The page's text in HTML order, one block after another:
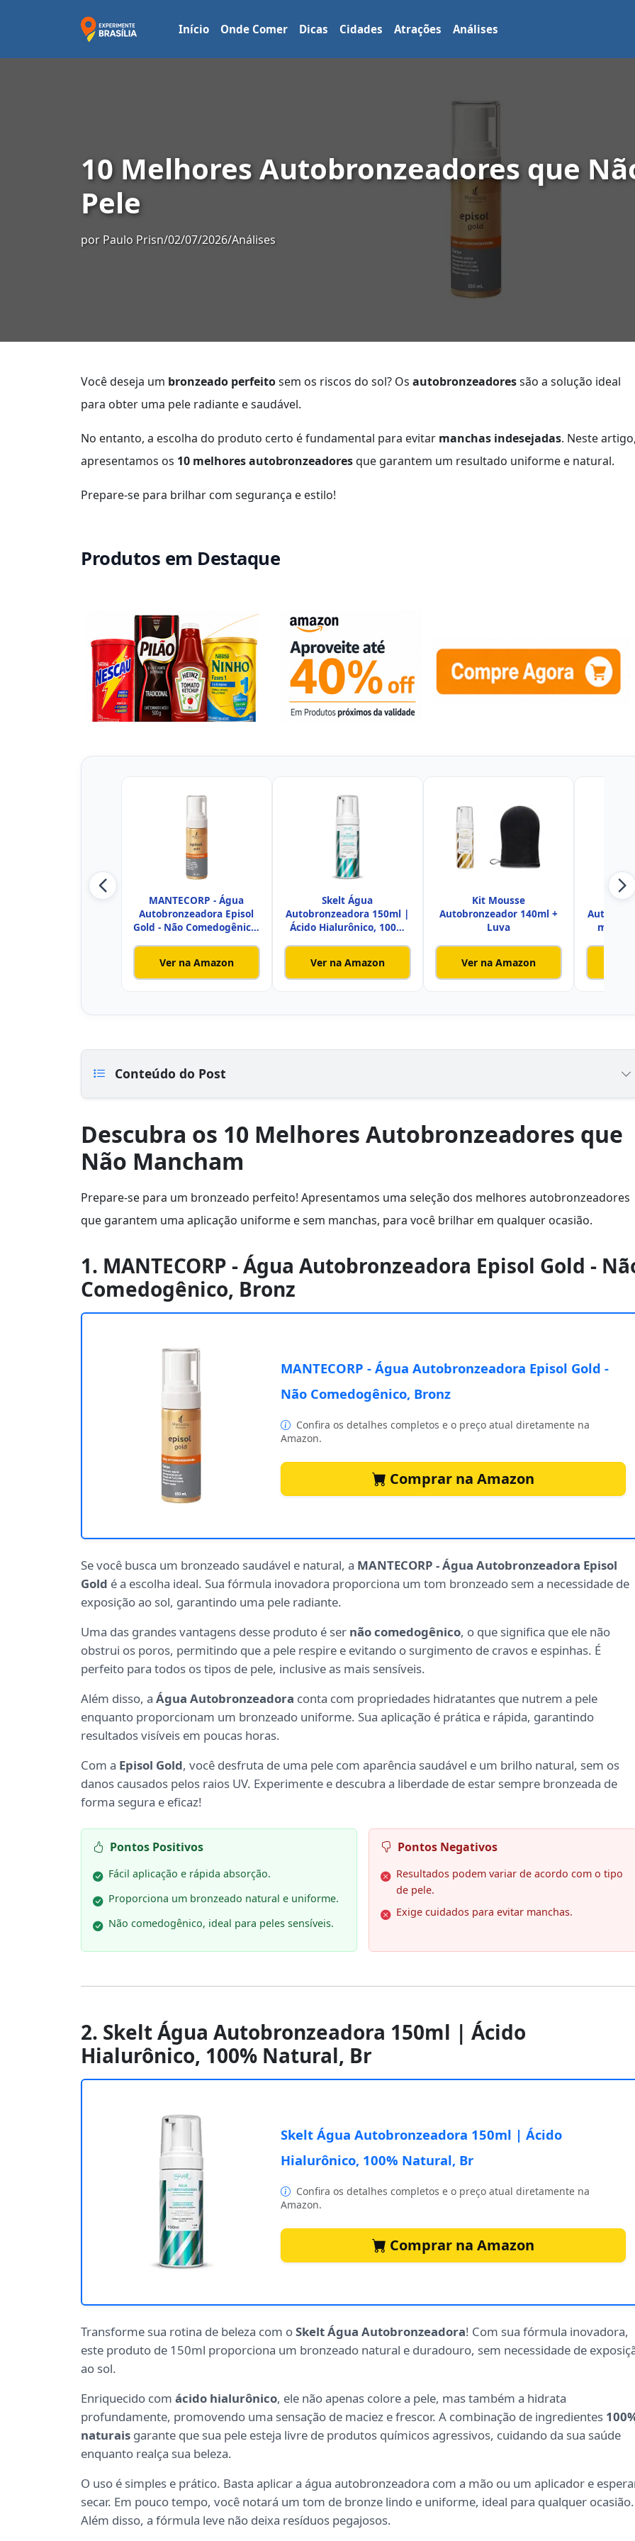
Início Onde Comer Dicas Cidades Atrações Análises
10 Melhores Autobronzeadores que
Pele
por Paulo Prisn/02/07/2026/Análises
Você deseja um bronzeado perfeitosem os riscos do sol? Os autobronzeadoressão a solução ideal
para obter uma pele radiante e saudável.
No entanto, a escolha do produto certo é fundamental para evitar manchas indesejadas. Neste artigo,
apresentamos os 10 melhores autobronzeadoresque garantem um resultado uniforme e natural.
Prepare-se para brilhar com segurança e estilo!
Produtos em Destaque
MANTECORP - Água
Autobronzeadora Episol
Gold - Não Comedogênico,
Ver na Amazon
Skelt Água
Autobronzeadora 150ml |
Ácido Hialurônico, 100%
Ver na Amazon
Kit Mousse
Autobronzeador 140ml +
Luva
Ver na Amazon
ml |
Conteúdo do Post
Descubra os 10 Melhores Autobronzeadores que
Não Mancham
Prepare-se para um bronzeado perfeito! Apresentamos uma seleção dos melhores autobronzeadores
que garantem uma aplicação uniforme e sem manchas, para você brilhar em qualquer ocasião.
1. MANTECORP - Água Autobronzeadora Episol Gold -
Comedogênico, Bronz
MANTECORP - Água Autobronzeadora Episol Gold -
Não Comedogênico, Bronz
Confira os detalhes completos e o preço atual diretamente na
Amazon.
Comprar na Amazon
Se você busca um bronzeado saudável e natural, a MANTECORP - Água Autobronzeadora Episol
Gold é a escolha ideal. Sua fórmula inovadora proporciona um tom bronzeado sem a necessidade de
exposição ao sol, garantindo uma pele radiante.
Uma das grandes vantagens desse produto é ser não comedogênico, o que significa que ele não
obstrui os poros, permitindo que a pele respire e evitando o surgimento de cravos e espinhas. É
perfeito para todos os tipos de pele, inclusive as mais sensíveis.
Além disso, a Água Autobronzeadora conta com propriedades hidratantes que nutrem a pele
enquanto proporcionam um bronzeado uniforme. Sua aplicação é prática e rápida, garantindo
resultados visíveis em poucas horas.
Com a Episol Gold, você desfruta de uma pele com aparência saudável e um brilho natural, sem os
danos causados pelos raios UV. Experimente e descubra a liberdade de estar sempre bronzeada de
forma segura e eficaz!
Pontos Positivos
Fácil aplicação e rápida absorção.
Proporciona um bronzeado natural e uniforme.
Não comedogênico, ideal para peles sensíveis.
Pontos Negativos
Resultados podem variar de acordo com o tipo
de pele.
Exige cuidados para evitar manchas.
2. Skelt Água Autobronzeadora 150ml | Ácido
Hialurônico, 100% Natural, Br
Skelt Água Autobronzeadora 150ml | Ácido
Hialurônico, 100% Natural, Br
Confira os detalhes completos e o preço atual diretamente na
Amazon.
Comprar na Amazon
Transforme sua rotina de beleza com oSkelt Água Autobronzeadora! Com sua fórmula inovadora,
este produto de 150ml proporciona um bronzeado natural e duradouro, sem necessidade de
ao sol.
Enriquecido com ácido hialurônico, ele não apenas colore a pele, mas também a hidrata
profundamente, promovendo uma sensação de maciez e frescor. A combinação de ingredientes
naturais garante que sua pele esteja livre de produtos químicos agressivos, cuidando da sua saúde
enquanto realça sua beleza.
O uso é simples e prático. Basta aplicar a água autobronzeadora com a mão ou um aplicador e
secar. Em pouco tempo, você notará um tom de bronze lindo e uniforme, ideal para qualquer ocasião.
Além disso, a fórmula leve não deixa resíduos pegajosos.